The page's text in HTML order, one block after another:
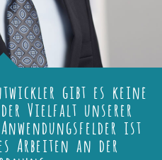
gibt es keine
Vielfalt unserer
ist
Arbeiten an der